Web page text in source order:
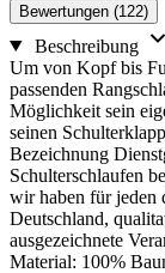
Bewertungen (122)
Beschreibung
Um von Kopf bis
passenden
Möglichkeit sein
seinen
Bezeichnung
Schulterschlaufen
wir haben für jeden
Deutschland,
ausgezeichnete
Material: 100%